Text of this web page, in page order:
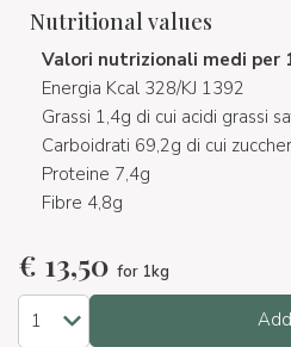
Nutritional values
Valori nutrizionali medi per
Energia Kcal 328/KJ 1392
Grassi 1,4g di cui acidi grassi
Carboidrati 69,2g di cui
Proteine 7,4g
Fibre 4,8g
€ 13,50 for 1kg